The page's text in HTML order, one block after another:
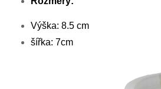
Výška: 8.5 cm
šířka: 7cm